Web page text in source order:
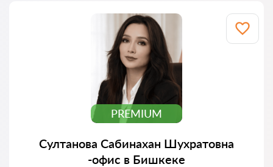
PREMIUM
Султанова Сабинахан Шухратовна
-офис в Бишкеке